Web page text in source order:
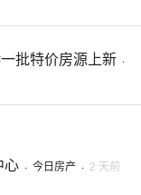
批特价房源上新 ·
心 · 今日房产 · 2 天前